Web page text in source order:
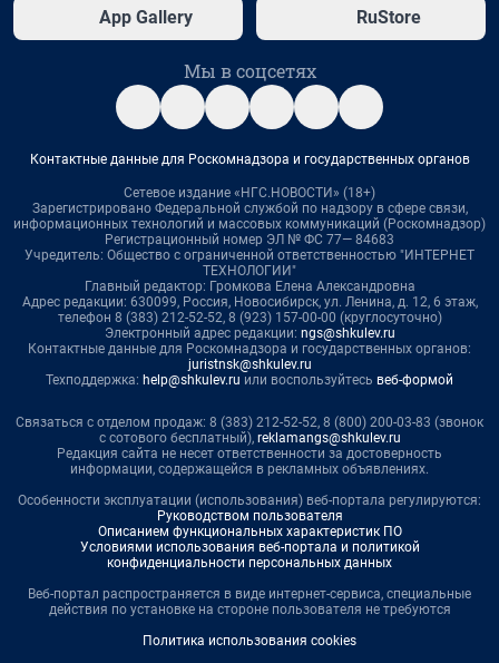
App Gallery RuStore
Мы в соцсетях
Контактные данные для Роскомнадзора и государственных органов
Сетевое издание «НГС.НОВОСТИ» (18+)
Зарегистрировано Федеральной службой по надзору в сфере связи,
информационных технологий и массовых коммуникаций (Роскомнадзор)
Регистрационный номер ЭЛ № ФС 77— 84683
Учредитель: Общество с ограниченной ответственностью "ИНТЕРНЕТ
ТЕХНОЛОГИИ"
Главный редактор: Громкова Елена Александровна
Адрес редакции: 630099, Россия, Новосибирск, ул. Ленина, д. 12, 6 этаж,
телефон 8 (383) 212-52-52, 8 (923) 157-00-00 (круглосуточно)
Электронный адрес редакции: ngs@shkulev.ru
Контактные данные для Роскомнадзора и государственных органов:
juristnsk@shkulev.ru
Техподдержка: help@shkulev.ru или воспользуйтесь веб-формой
Связаться с отделом продаж: 8 (383) 212-52-52, 8 (800) 200-03-83 (звонок
с сотового бесплатный), reklamangs@shkulev.ru
Редакция сайта не несет ответственности за достоверность
информации, содержащейся в рекламных объявлениях.
Особенности эксплуатации (использования) веб-портала регулируются:
Руководством пользователя
Описанием функциональных характеристик ПО
Условиями использования веб-портала и политикой
конфиденциальности персональных данных
Веб-портал распространяется в виде интернет-сервиса, специальные
действия по установке на стороне пользователя не требуются
Политика использования cookies